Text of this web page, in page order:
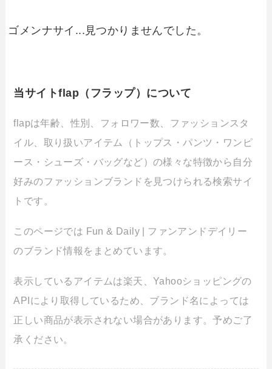
ゴメンナサイ...見つかりませんでした。
当サイトflap（フラップ）について
flapは年齢、性別、フォロワー数、ファッションスタ
イル、取り扱いアイテム（トップス・パンツ・ワンピ
ース・シューズ・バッグなど）の様々な特徴から自分
好みのファッションブランドを見つけられる検索サイ
トです。
このページでは Fun & Daily | ファンアンドデイリー
のブランド情報をまとめています。
表示しているアイテムは楽天、Yahooショッピングの
APIにより取得しているため、ブランド名によっては
正しい商品が表示されない場合があります。予めご了
承ください。